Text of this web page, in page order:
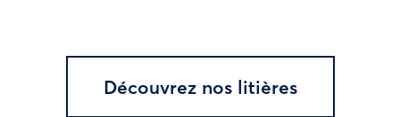
Découvrez nos litières